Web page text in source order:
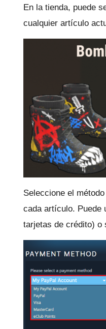
En la tienda, puede
cualquier artículo
Seleccione el
cada artículo. Puede
tarjetas de crédito) o